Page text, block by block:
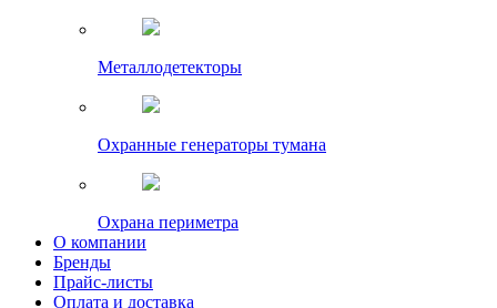
Металлодетекторы
Охранные генераторы тумана
Охрана периметра
О компании
Бренды
Прайс-листы
Оплата и доставка